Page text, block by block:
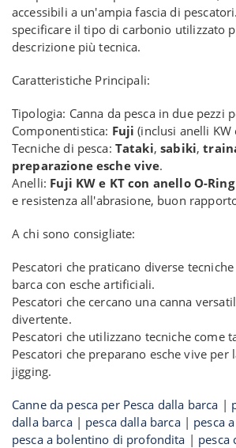
accessibili a un'ampia fascia di
specificare il tipo di carbonio utilizzato
descrizione più tecnica.
Caratteristiche Principali:
Tipologia: Canna da pesca in due pezzi
Componentistica: Fuji(inclusi anelli KW
Tecniche di pesca: Tataki,sabiki,
preparazione esche vive.
Anelli: Fuji KW e KT con anello O-Ring
e resistenza all'abrasione, buon
A chi sono consigliate:
Pescatori che praticano diverse
barca con esche artificiali.
Pescatori che cercano una canna
divertente.
Pescatori che utilizzano tecniche come
Pescatori che preparano esche vive per
jigging.
Canne da pesca per Pesca dalla barca |
dalla barca| pesca dalla barca| pesca
pesca a bolentino di profondita | pesca